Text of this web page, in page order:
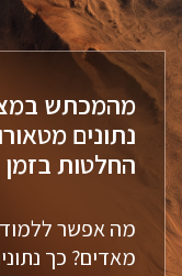
מהמכתש
נתונים
החלטות
מה אפשר
מאדים? כך